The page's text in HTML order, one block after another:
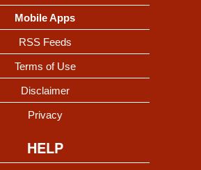
Mobile Apps
RSS Feeds
Terms of Use
Disclaimer
Privacy
HELP